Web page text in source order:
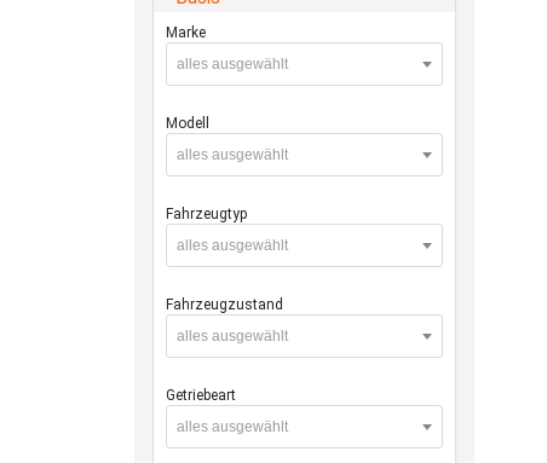
Marke
alles ausgewählt
Modell
alles ausgewählt
Fahrzeugtyp
alles ausgewählt
Fahrzeugzustand
alles ausgewählt
Getriebeart
alles ausgewählt